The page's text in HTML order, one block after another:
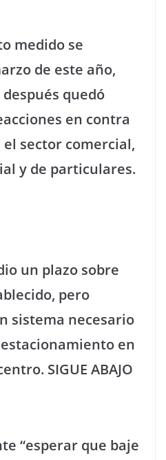
medido se
de este año,
quedó
en contra
sector comercial,
y de particulares.
un plazo sobre
pero
sistema necesario
en
SIGUE ABAJO
“esperar que baje